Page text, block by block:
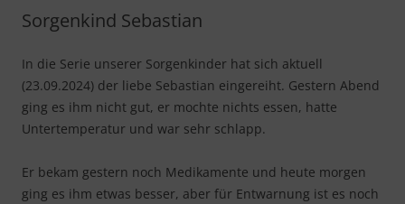
Sorgenkind Sebastian
In die Serie unserer Sorgenkinder hat sich aktuell
(23.09.2024) der liebe Sebastian eingereiht. Gestern Abend
ging es ihm nicht gut, er mochte nichts essen, hatte
Untertemperatur und war sehr schlapp.
Er bekam gestern noch Medikamente und heute morgen
ging es ihm etwas besser, aber für Entwarnung ist es noch